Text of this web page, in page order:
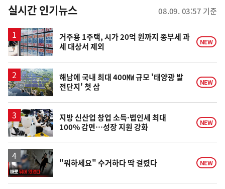
뉴
스
실시간 인기뉴스 08.09. 03:57 기준
거주용 1주택, 시가 20억 원까지 종부세 과
세 대상서 제외
NEW
해남에 국내 최대 400㎿ 규모 '태양광 발
전단지' 첫 삽
NEW
지방 신산업 창업 소득·법인세 최대
100% 감면…성장 지원 강화
NEW
영
상
"뭐하세요" 수거하다 딱 걸렸다 NEW